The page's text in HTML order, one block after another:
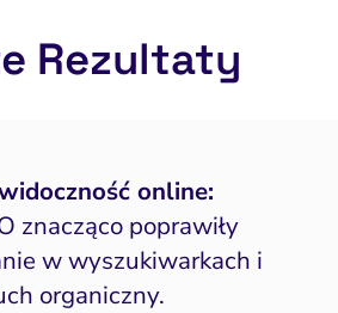
Rezultaty
online:
znacząco poprawiły
w wyszukiwarkach i
organiczny.